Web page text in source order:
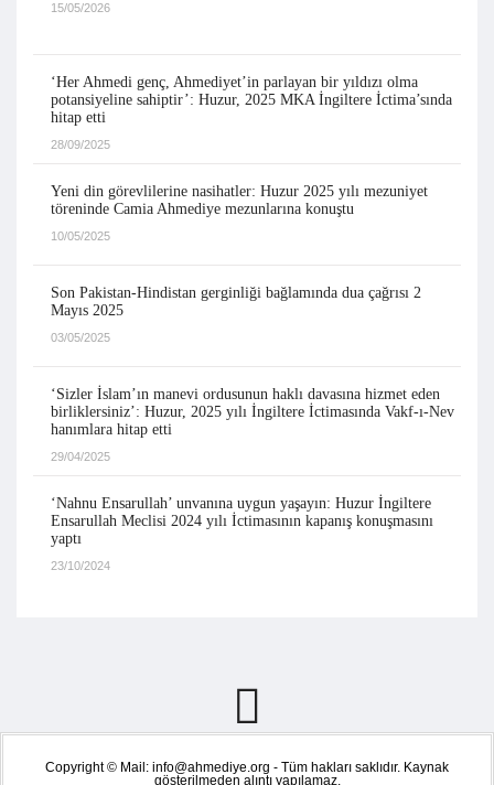
15/05/2026
‘Her Ahmedi genç, Ahmediyet’in parlayan bir yıldızı olma
potansiyeline sahiptir’: Huzur, 2025 MKA İngiltere İctima’sında
hitap etti
28/09/2025
Yeni din görevlilerine nasihatler: Huzur 2025 yılı mezuniyet
töreninde Camia Ahmediye mezunlarına konuştu
10/05/2025
Son Pakistan-Hindistan gerginliği bağlamında dua çağrısı 2
Mayıs 2025
03/05/2025
‘Sizler İslam’ın manevi ordusunun haklı davasına hizmet eden
birliklersiniz’: Huzur, 2025 yılı İngiltere İctimasında Vakf-ı-Nev
hanımlara hitap etti
29/04/2025
‘Nahnu Ensarullah’ unvanına uygun yaşayın: Huzur İngiltere
Ensarullah Meclisi 2024 yılı İctimasının kapanış konuşmasını
yaptı
23/10/2024
Copyright © Mail: info@ahmediye.org - Tüm hakları saklıdır. Kaynak
gösterilmeden alıntı yapılamaz.